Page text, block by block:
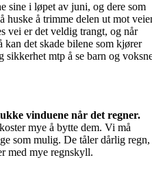
sine i løpet av juni, og dere som
huske å trimme delen ut mot
vei er det veldig trangt, og når
kan det skade bilene som kjører
mtp å se barn og
vinduene når det regner.
mye å bytte dem. Vi må
som mulig. De tåler dårlig regn,
med mye regnskyll.